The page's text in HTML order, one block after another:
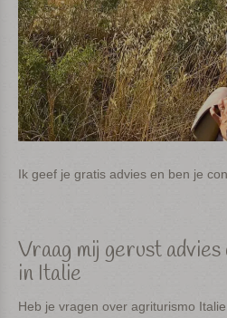
Ik geef je gratis advies en ben je
Vraag mij gerust
in Italie
Heb je vragen over agriturismo